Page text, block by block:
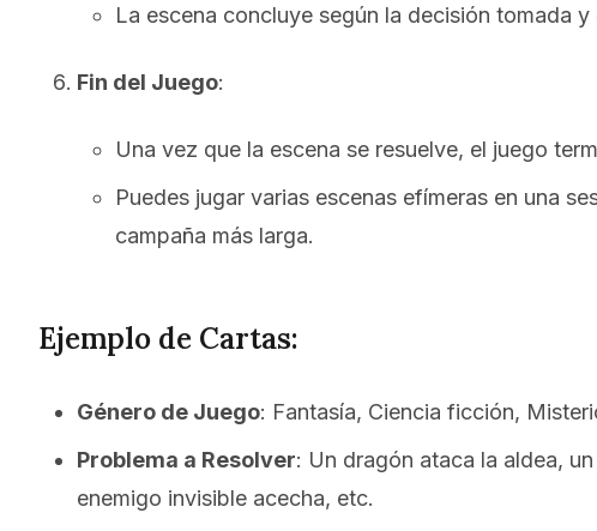
La escena concluye según la decisión tomada
Fin del Juego:
Una vez que la escena se resuelve, el juego
Puedes jugar varias escenas efímeras en una
campaña más larga.
Ejemplo de Cartas:
Género de Juego: Fantasía, Ciencia ficción,
Problema a Resolver: Un dragón ataca la aldea,
enemigo invisible acecha, etc.